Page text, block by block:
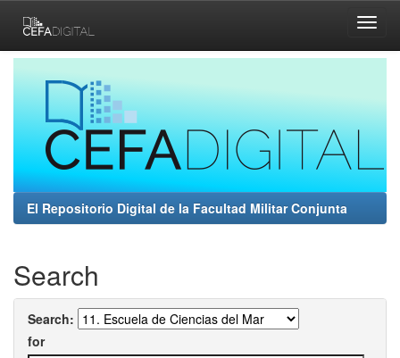
navigation
El Repositorio Digital de la Facultad Militar Conjunta
Search
Search:
for